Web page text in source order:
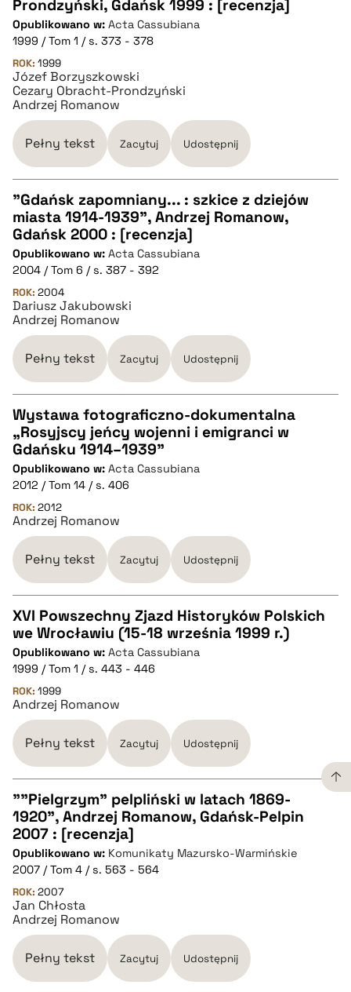
pobierz cytat
BIBTEX
pobierz cytat
Prondzyński, Gdańsk 1999 : [recenzja]
Opublikowano w: Acta Cassubiana
1999 / Tom 1 / s. 373 - 378
ROK: 1999
Józef Borzyszkowski
Cezary Obracht-Prondzyński
Andrzej Romanow
Pełny tekst Zacytuj Udostępnij
CZYSTY TEKST
pobierz cytat
BIBTEX
pobierz cytat
"Gdańsk zapomniany... : szkice z dziejów
miasta 1914-1939", Andrzej Romanow,
Gdańsk 2000 : [recenzja]
Opublikowano w: Acta Cassubiana
2004 / Tom 6 / s. 387 - 392
ROK: 2004
Dariusz Jakubowski
Andrzej Romanow
Pełny tekst Zacytuj Udostępnij
CZYSTY TEKST
pobierz cytat
BIBTEX
pobierz cytat
Wystawa fotograficzno-dokumentalna
„Rosyjscy jeńcy wojenni i emigranci w
Gdańsku 1914–1939”
Opublikowano w: Acta Cassubiana
2012 / Tom 14 / s. 406
ROK: 2012
Andrzej Romanow
Pełny tekst Zacytuj Udostępnij
CZYSTY TEKST
pobierz cytat
BIBTEX
pobierz cytat
XVI Powszechny Zjazd Historyków Polskich
we Wrocławiu (15-18 września 1999 r.)
Opublikowano w: Acta Cassubiana
1999 / Tom 1 / s. 443 - 446
ROK: 1999
Andrzej Romanow
Pełny tekst Zacytuj Udostępnij
CZYSTY TEKST
pobierz cytat
BIBTEX
pobierz cytat
""Pielgrzym" pelpliński w latach 1869-
1920", Andrzej Romanow, Gdańsk-Pelpin
2007 : [recenzja]
Opublikowano w: Komunikaty Mazursko-Warmińskie
2007 / Tom 4 / s. 563 - 564
ROK: 2007
Jan Chłosta
Andrzej Romanow
Pełny tekst Zacytuj Udostępnij